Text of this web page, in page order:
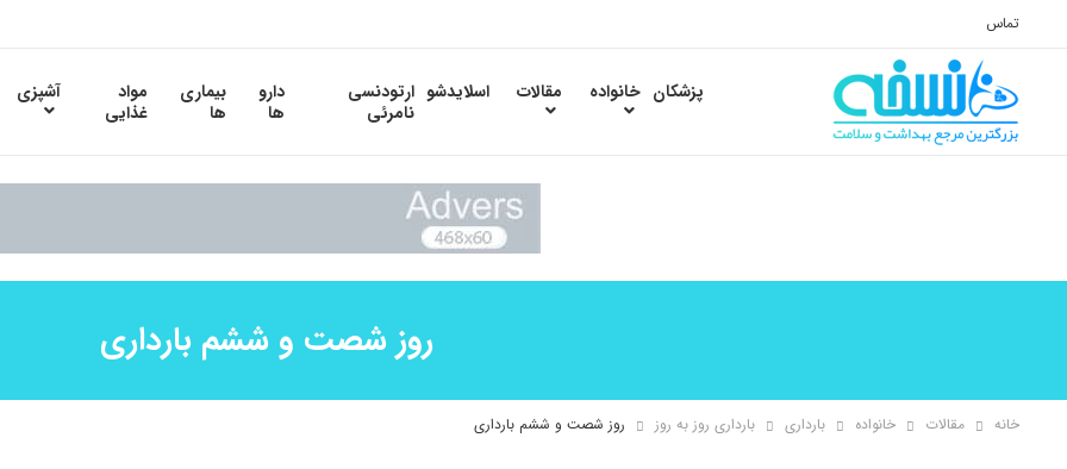
تماس
پزشکان خانواده مقالات اسلایدشو ارتودنسی
نامرئی
دارو
ها
بیماری
ها
مواد
غذایی
آشپزی
روز شصت و ششم بارداری
خانه مقالات خانواده بارداری بارداری روز به روز روز شصت و ششم بارداری